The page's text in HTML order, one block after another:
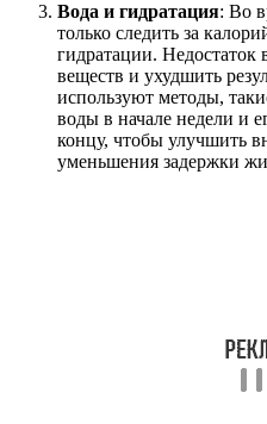
Вода и гидратация: Во
только следить за
гидратации.
веществ и ухудшить
используют методы,
воды в начале недели и
концу, чтобы улучшить
уменьшения задержки